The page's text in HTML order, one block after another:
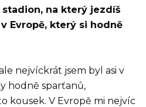
na který jezdíš
Evropě, který si hodně
nejvíckrát jsem byl asi v
hodně sparťanů,
kousek. V Evropě mi nejvíc